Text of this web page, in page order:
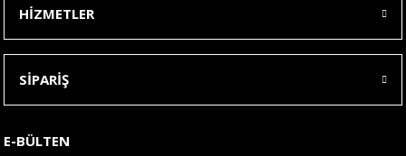
Ürün fiyatı diğer sitelerden daha pahalı.
Bu ürüne benzer farklı alternatifler olmalı.
HİZMETLER
SİPARİŞ
E-BÜLTEN